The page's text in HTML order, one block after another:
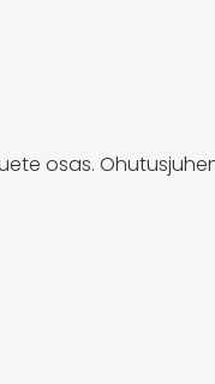
osas.